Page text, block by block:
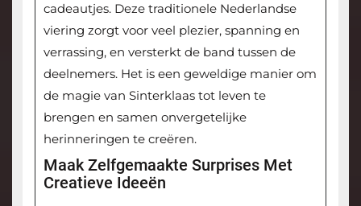
cadeautjes. Deze traditionele Nederlandse
viering zorgt voor veel plezier, spanning en
verrassing, en versterkt de band tussen de
deelnemers. Het is een geweldige manier om
de magie van Sinterklaas tot leven te
brengen en samen onvergetelijke
herinneringen te creëren.
Maak Zelfgemaakte Surprises Met
Creatieve Ideeën